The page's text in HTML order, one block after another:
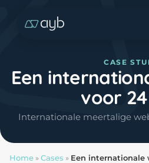
CASE
Een
voor 24
Internationale meertalige
Home »Cases » Een internationale